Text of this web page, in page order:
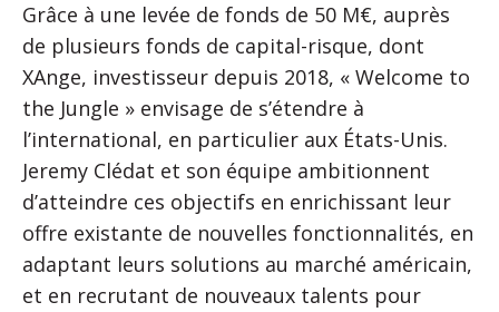
Grâce à une levée de fonds de 50 M€, auprès
de plusieurs fonds de capital-risque, dont
XAnge, investisseur depuis 2018, « Welcome to
the Jungle » envisage de s’étendre à
l’international, en particulier aux États-Unis.
Jeremy Clédat et son équipe ambitionnent
d’atteindre ces objectifs en enrichissant leur
offre existante de nouvelles fonctionnalités, en
adaptant leurs solutions au marché américain,
et en recrutant de nouveaux talents pour